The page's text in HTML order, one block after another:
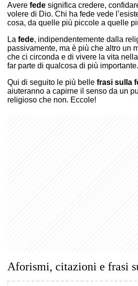
Avere fede significa credere,
volere di Dio. Chi ha fede vede
cosa, da quelle più piccole a quelle
La fede, indipendentemente dalla
passivamente, ma è più che altro un
che ci circonda e di vivere la vita
far parte di qualcosa di più importante.
Qui di seguito le più belle frasi sulla
aiuteranno a capirne il senso da un
religioso che non. Eccole!
Aforismi, citazioni e frasi